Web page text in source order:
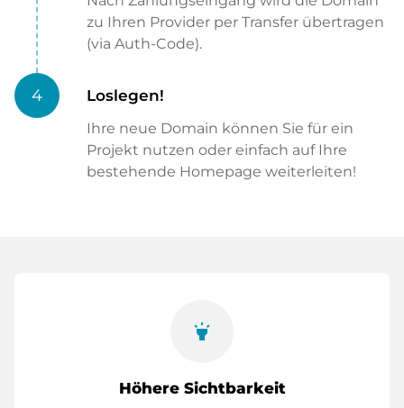
zu Ihren Provider per Transfer übertragen
(via Auth-Code).
4 Loslegen!
Ihre neue Domain können Sie für ein
Projekt nutzen oder einfach auf Ihre
bestehende Homepage weiterleiten!
highlight
Höhere Sichtbarkeit